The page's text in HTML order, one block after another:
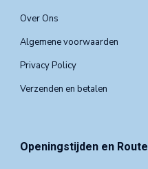
Over Ons
Algemene voorwaarden
Privacy Policy
Verzenden en betalen
Openingstijden en Route